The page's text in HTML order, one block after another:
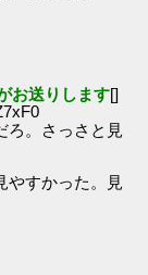
お送りします[]
ろ。さっさと見
やすかった。見